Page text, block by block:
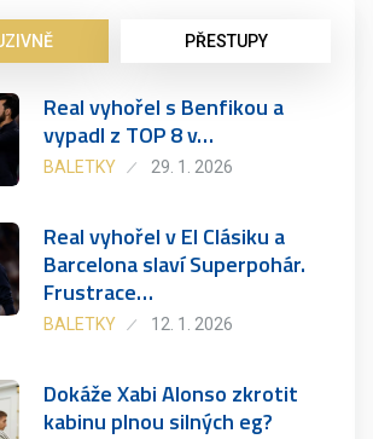
PŘESTUPY
Real vyhořel s Benfikou a
vypadl z TOP 8 v…
BALETKY 29. 1. 2026
Real vyhořel v El Clásiku a
Barcelona slaví Superpohár.
Frustrace…
BALETKY 12. 1. 2026
Dokáže Xabi Alonso zkrotit
kabinu plnou silných eg?